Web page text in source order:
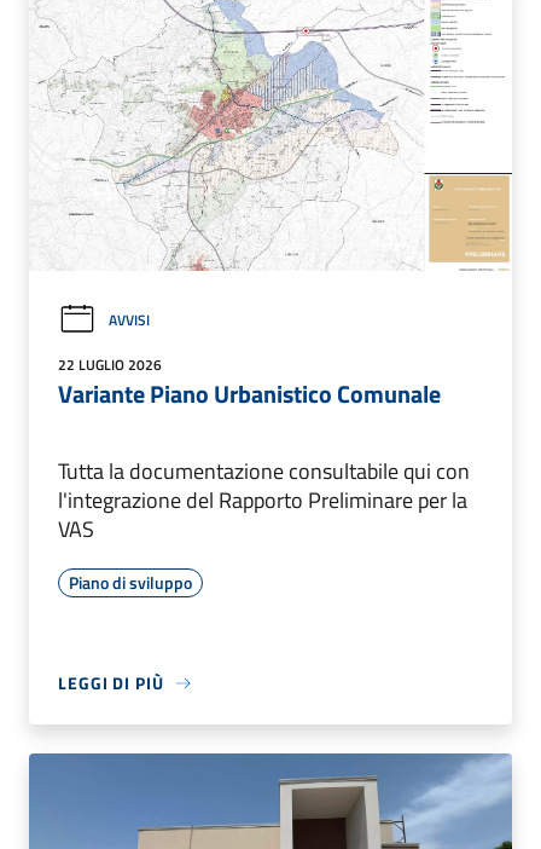
AVVISI
22 LUGLIO 2026
Variante Piano Urbanistico Comunale
Tutta la documentazione consultabile qui con
l'integrazione del Rapporto Preliminare per la
VAS
Piano di sviluppo
LEGGI DI PIÙ